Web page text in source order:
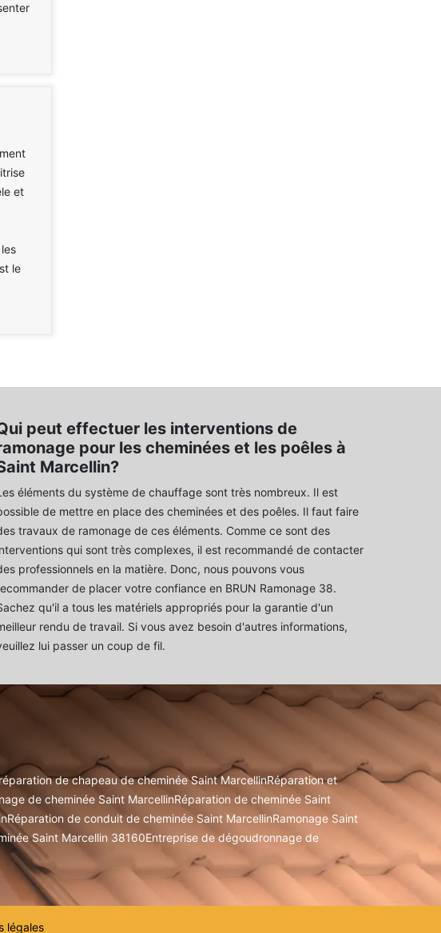
et
le
peut effectuer les interventions de
pour les cheminées et les poêles à
Marcellin?
éléments du système de chauffage sont très nombreux. Il est
de mettre en place des cheminées et des poêles. Il faut faire
travaux de ramonage de ces éléments. Comme ce sont des
qui sont très complexes, il est recommandé de contacter
professionnels en la matière. Donc, nous pouvons vous
de placer votre confiance en BRUN Ramonage 38.
qu'il a tous les matériels appropriés pour la garantie d'un
rendu de travail. Si vous avez besoin d'autres informations,
lui passer un coup de fil.
de chapeau de cheminée Saint MarcellinRéparation et
de cheminée Saint MarcellinRéparation de cheminée Saint
Réparation de conduit de cheminée Saint MarcellinRamonage Saint
Saint Marcellin 38160Entreprise de dégoudronnage de
légales